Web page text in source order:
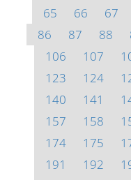
65
66 67
86
87 88
106
107
123
124
140
141
157
158
174
175
191
192